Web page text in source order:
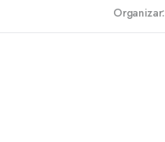
Organizar: